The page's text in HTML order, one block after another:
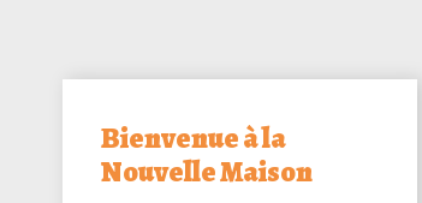
Bienvenue à la
Nouvelle Maison